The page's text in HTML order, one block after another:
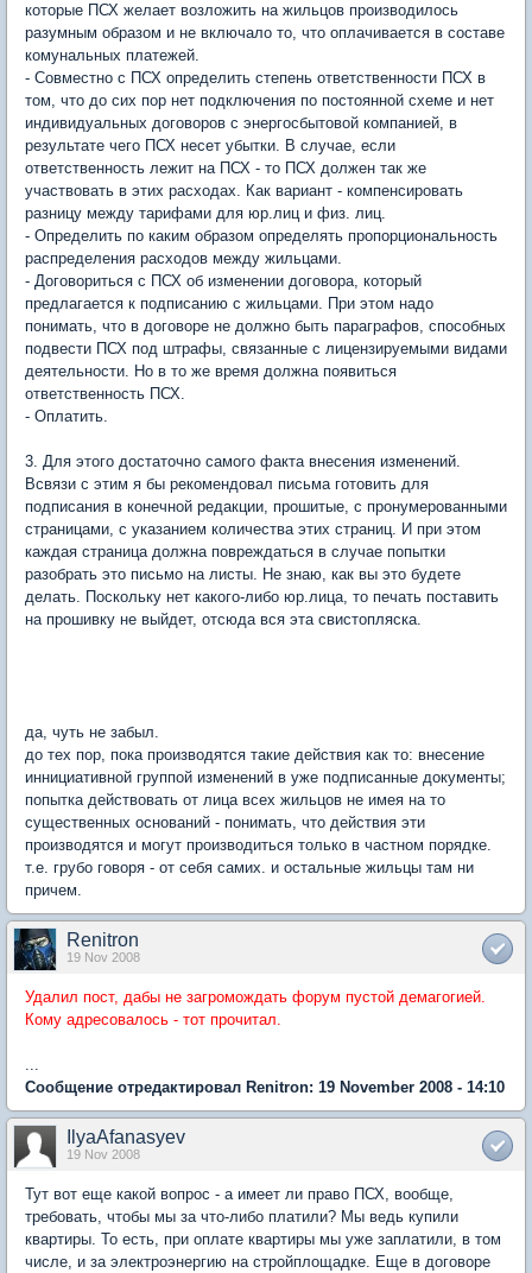
которые ПСХ желает возложить на жильцов производилось
разумным образом и не включало то, что оплачивается в составе
комунальных платежей.
- Совместно с ПСХ определить степень ответственности ПСХ в
том, что до сих пор нет подключения по постоянной схеме и нет
индивидуальных договоров с энергосбытовой компанией, в
результате чего ПСХ несет убытки. В случае, если
ответственность лежит на ПСХ - то ПСХ должен так же
участвовать в этих расходах. Как вариант - компенсировать
разницу между тарифами для юр.лиц и физ. лиц.
- Определить по каким образом определять пропорциональность
распределения расходов между жильцами.
- Договориться с ПСХ об изменении договора, который
предлагается к подписанию с жильцами. При этом надо
понимать, что в договоре не должно быть параграфов, способных
подвести ПСХ под штрафы, связанные с лицензируемыми видами
деятельности. Но в то же время должна появиться
ответственность ПСХ.
- Оплатить.
3. Для этого достаточно самого факта внесения изменений.
Всвязи с этим я бы рекомендовал письма готовить для
подписания в конечной редакции, прошитые, с пронумерованными
страницами, с указанием количества этих страниц. И при этом
каждая страница должна повреждаться в случае попытки
разобрать это письмо на листы. Не знаю, как вы это будете
делать. Поскольку нет какого-либо юр.лица, то печать поставить
на прошивку не выйдет, отсюда вся эта свистопляска.
да, чуть не забыл.
до тех пор, пока производятся такие действия как то: внесение
иннициативной группой изменений в уже подписанные документы;
попытка действовать от лица всех жильцов не имея на то
существенных оснований - понимать, что действия эти
производятся и могут производиться только в частном порядке.
т.е. грубо говоря - от себя самих. и остальные жильцы там ни
причем.
Renitron
19 Nov 2008
Удалил пост, дабы не загромождать форум пустой демагогией.
Кому адресовалось - тот прочитал.
...
Сообщение отредактировал Renitron: 19 November 2008 - 14:10
IlyaAfanasyev
19 Nov 2008
Тут вот еще какой вопрос - а имеет ли право ПСХ, вообще,
требовать, чтобы мы за что-либо платили? Мы ведь купили
квартиры. То есть, при оплате квартиры мы уже заплатили, в том
числе, и за электроэнергию на стройплощадке. Еще в договоре